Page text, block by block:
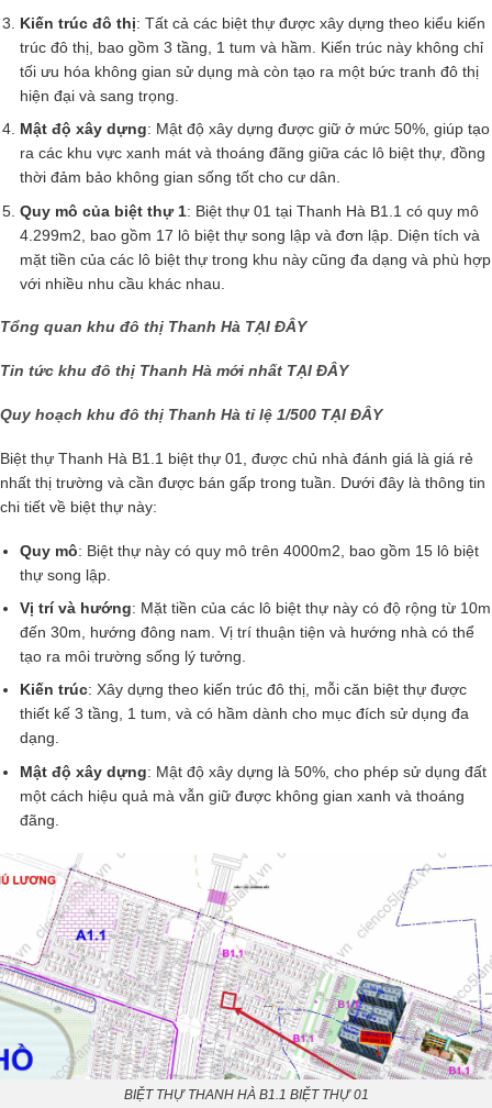
Kiến trúc đô thị: Tất cả các biệt thự được xây dựng theo kiểu kiến
trúc đô thị, bao gồm 3 tầng, 1 tum và hầm. Kiến trúc này không chỉ
tối ưu hóa không gian sử dụng mà còn tạo ra một bức tranh đô thị
hiện đại và sang trọng.
Mật độ xây dựng: Mật độ xây dựng được giữ ở mức 50%, giúp tạo
ra các khu vực xanh mát và thoáng đãng giữa các lô biệt thự, đồng
thời đảm bảo không gian sống tốt cho cư dân.
Quy mô của biệt thự 1: Biệt thự 01 tại Thanh Hà B1.1 có quy mô
4.299m2, bao gồm 17 lô biệt thự song lập và đơn lập. Diện tích và
mặt tiền của các lô biệt thự trong khu này cũng đa dạng và phù hợp
với nhiều nhu cầu khác nhau.
Tổng quan khu đô thị Thanh Hà TẠI ĐÂY
Tin tức khu đô thị Thanh Hà mới nhất TẠI ĐÂY
Quy hoạch khu đô thị Thanh Hà tỉ lệ 1/500 TẠI ĐÂY
Biệt thự Thanh Hà B1.1 biệt thự 01, được chủ nhà đánh giá là giá rẻ
nhất thị trường và cần được bán gấp trong tuần. Dưới đây là thông tin
chi tiết về biệt thự này:
Quy mô: Biệt thự này có quy mô trên 4000m2, bao gồm 15 lô biệt
thự song lập.
Vị trí và hướng: Mặt tiền của các lô biệt thự này có độ rộng từ 10m
đến 30m, hướng đông nam. Vị trí thuận tiện và hướng nhà có thể
tạo ra môi trường sống lý tưởng.
Kiến trúc: Xây dựng theo kiến trúc đô thị, mỗi căn biệt thự được
thiết kế 3 tầng, 1 tum, và có hầm dành cho mục đích sử dụng đa
dạng.
Mật độ xây dựng: Mật độ xây dựng là 50%, cho phép sử dụng đất
một cách hiệu quả mà vẫn giữ được không gian xanh và thoáng
đãng.
BIỆT THỰ THANH HÀ B1.1 BIỆT THỰ 01